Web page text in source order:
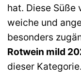
hat. Diese Süße
weiche und
besonders
Rotwein mild
dieser Kategorie.